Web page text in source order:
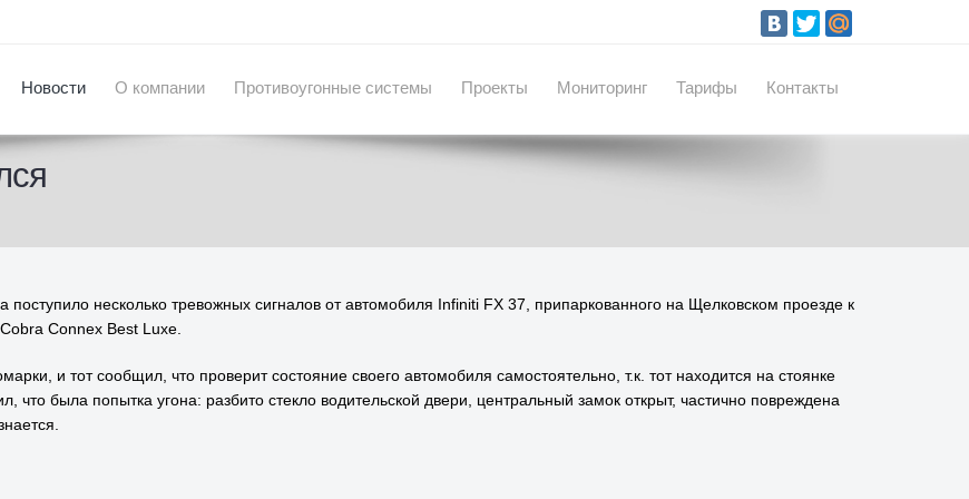
Новости О компании Противоугонные системы Проекты Мониторинг Тарифы Контакты
несколько тревожных сигналов от автомобиля Infiniti FX 37, припаркованного на Щелковском проезде к
Connex Best Luxe.
и тот сообщил, что проверит состояние своего автомобиля самостоятельно, т.к. тот находится на стоянке
была попытка угона: разбито стекло водительской двери, центральный замок открыт, частично повреждена